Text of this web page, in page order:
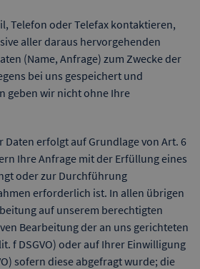
Telefon oder Telefax kontaktieren,
aller daraus hervorgehenden
(Name, Anfrage) zum Zwecke der
bei uns gespeichert und
geben wir nicht ohne Ihre
Daten erfolgt auf Grundlage von Art. 6
Ihre Anfrage mit der Erfüllung eines
oder zur Durchführung
erforderlich ist. In allen übrigen
auf unserem berechtigten
Bearbeitung der an uns gerichteten
f DSGVO) oder auf Ihrer Einwilligung
sofern diese abgefragt wurde; die